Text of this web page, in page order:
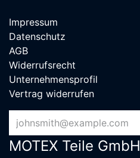
Impressum
Datenschutz
AGB
Widerrufsrecht
Unternehmensprofil
Vertrag widerrufen
MOTEX Teile G​mbH